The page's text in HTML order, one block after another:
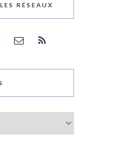
RÉSEAUX